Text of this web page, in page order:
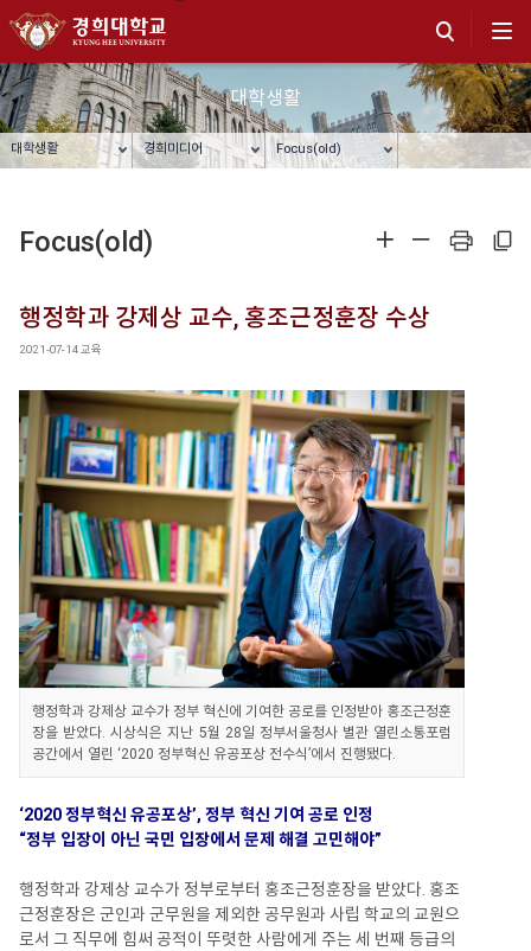
대학생활
대학생활 경희미디어 Focus(old)
확대
축소
프린트
주소복사
Focus(old)
행정학과 강제상 교수, 홍조근정훈장 수상
2021-07-14교육
행정학과 강제상 교수가 정부 혁신에 기여한 공로를 인정받아 홍조근정훈
장을 받았다. 시상식은 지난 5월 28일 정부서울청사 별관 열린소통포럼
공간에서 열린 ‘2020 정부혁신 유공포상 전수식’에서 진행됐다.
‘2020 정부혁신 유공포상’, 정부 혁신 기여 공로 인정
“정부 입장이 아닌 국민 입장에서 문제 해결 고민해야”
행정학과 강제상 교수가 정부로부터 홍조근정훈장을 받았다. 홍조
근정훈장은 군인과 군무원을 제외한 공무원과 사립 학교의 교원으
로서 그 직무에 힘써 공적이 뚜렷한 사람에게 주는 세 번째 등급의